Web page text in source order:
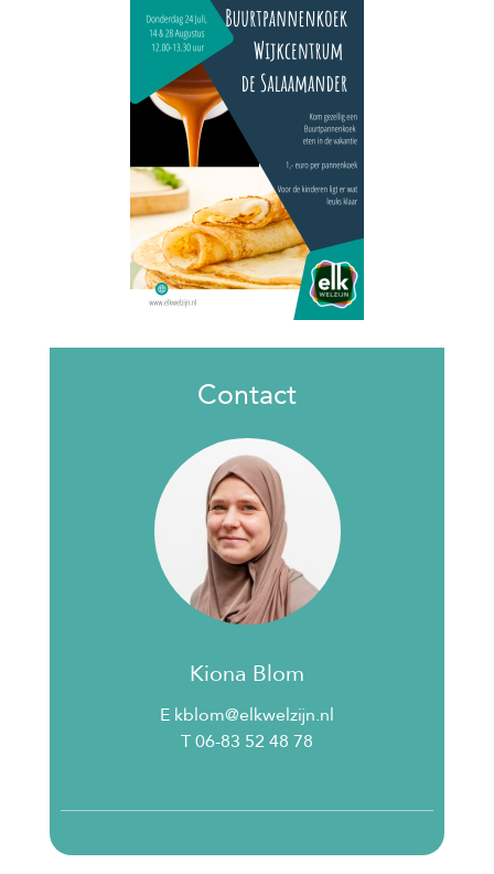
Contact
Kiona Blom
E kblom@elkwelzijn.nl
T 06-83 52 48 78